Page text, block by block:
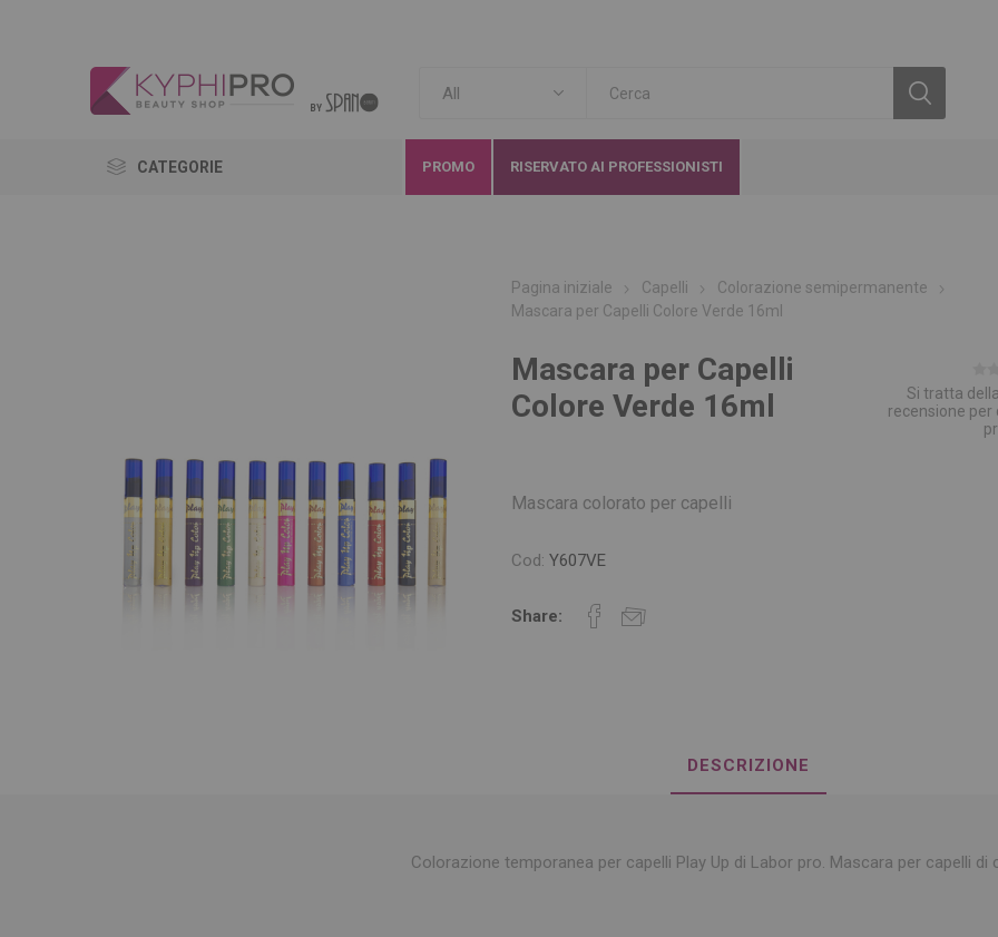
CATEGORIE PROMO RISERVATO AI PROFESSIONISTI
Pagina iniziale Capelli
Colorazione semipermanente
Mascara per Capelli Colore Verde 16ml
Mascara per Capelli
Colore Verde 16ml
Si tratta
recensione per
Mascara colorato per capelli
Cod: Y607VE
Share:
DESCRIZIONE
Colorazione temporanea per capelli Play Up di Labor pro. Mascara per capelli di